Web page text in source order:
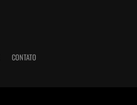
CONTATO